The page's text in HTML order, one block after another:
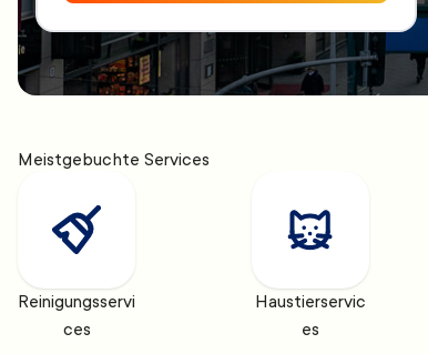
Meistgebuchte Services
Reinigungsservi
ces
Haustierservic
es